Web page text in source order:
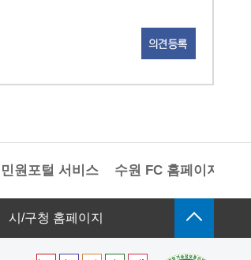
원포털 서비스 수원 FC 홈페이지
시/구청 홈페이지